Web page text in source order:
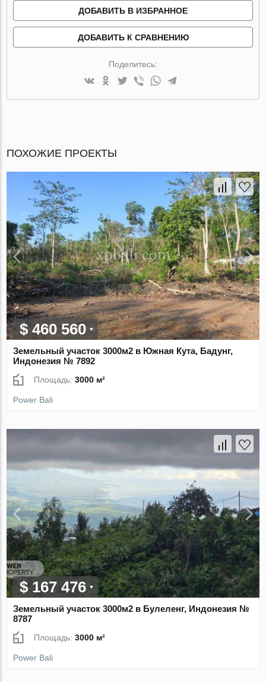
ДОБАВИТЬ В ИЗБРАННОЕ
ДОБАВИТЬ К СРАВНЕНИЮ
Поделитесь:
ПОХОЖИЕ ПРОЕКТЫ
$ 460 560
Земельный участок 3000м2 в Южная Кута, Бадунг,
Индонезия № 7892
Площадь:3000 м²
Power Bali
$ 167 476
Земельный участок 3000м2 в Булеленг, Индонезия №
8787
Площадь:3000 м²
Power Bali